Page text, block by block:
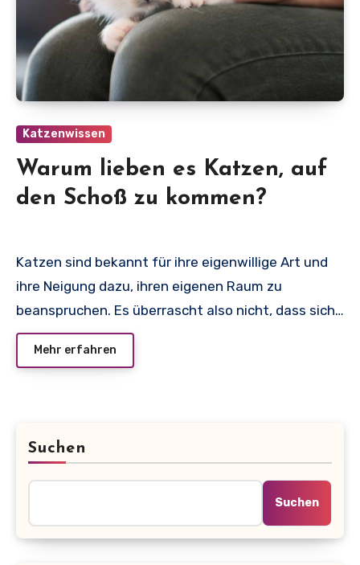
Katzenwissen
Warum lieben es Katzen, auf
den Schoß zu kommen?
Katzen sind bekannt für ihre eigenwillige Art und
ihre Neigung dazu, ihren eigenen Raum zu
beanspruchen. Es überrascht also nicht, dass sich…
Mehr erfahren
Suchen
Suchen